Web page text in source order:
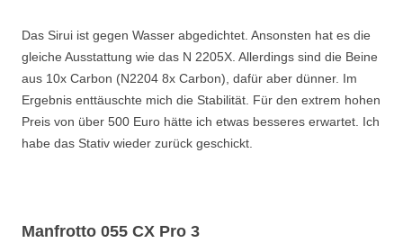
Das Sirui ist gegen Wasser abgedichtet. Ansonsten hat es die
gleiche Ausstattung wie das N 2205X. Allerdings sind die Beine
aus 10x Carbon (N2204 8x Carbon), dafür aber dünner. Im
Ergebnis enttäuschte mich die Stabilität. Für den extrem hohen
Preis von über 500 Euro hätte ich etwas besseres erwartet. Ich
habe das Stativ wieder zurück geschickt.
Manfrotto 055 CX Pro 3